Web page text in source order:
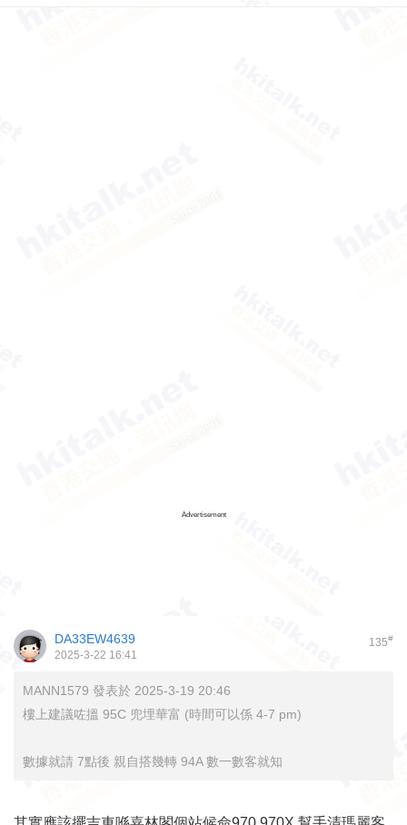
Advertisement
135#
DA33EW4639
2025-3-22 16:41
MANN1579 發表於 2025-3-19 20:46
樓上建議咗搵 95C 兜埋華富 (時間可以係 4-7 pm)
數據就請 7點後 親自搭幾轉 94A 數一數客就知